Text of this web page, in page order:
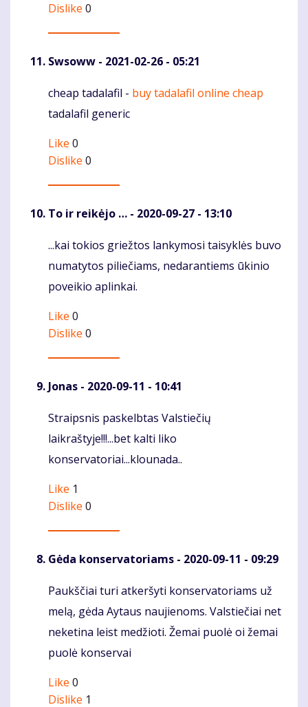
Dislike 0
Swsoww - 2021-02-26 - 05:21
Komentaras
cheap tadalafil - buy tadalafil online cheap
tadalafil generic
Like 0
Dislike 0
To ir reikėjo … - 2020-09-27 - 13:10
Komentaras
...kai tokios griežtos lankymosi taisyklės buvo
numatytos piliečiams, nedarantiems ūkinio
poveikio aplinkai.
Like 0
Dislike 0
Jonas - 2020-09-11 - 10:41
Komentaras
Straipsnis paskelbtas Valstiečių
laikraštyje!!!...bet kalti liko
konservatoriai...klounada..
Like 1
Dislike 0
Gėda konservatoriams - 2020-09-11 - 09:29
Komentaras
Paukščiai turi atkeršyti konservatoriams už
melą, gėda Aytaus naujienoms. Valstiečiai net
neketina leist medžioti. Žemai puolė oi žemai
puolė konservai
Like 0
Dislike 1